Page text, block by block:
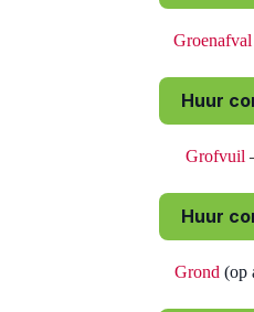
Groenafval
Huur
Grofvuil
Huur
Grond (op